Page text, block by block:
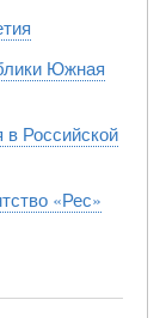
Южная
Российской
«Рес»